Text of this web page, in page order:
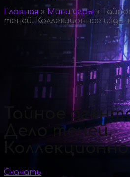
Главная » Мини игры »
теней. Коллекционное
Тайное
Дело теней.
Скачать